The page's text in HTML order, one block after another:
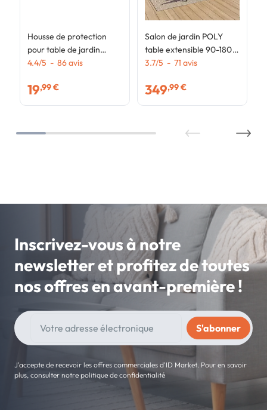
Housse de protection
pour table de jardin
rectangulaire 250 x 200
4.4/5 - 86avis
19,99 €
Salon de jardin POLY
table extensible 90-180
CM et 8 chaises gris
3.7/5 - 71 avis
349,99 €
Inscrivez-vous à notre
newsletter et profitez de toutes
nos offres en avant-première !
J'accepte de recevoir les offres commerciales d'ID Market. Pour en savoir
plus, consulter notre politique de confidentialité